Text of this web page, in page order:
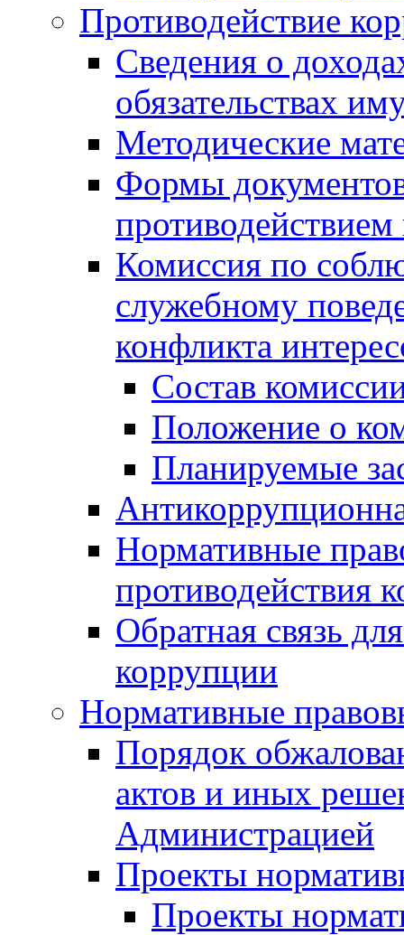
Противодействие
Сведения о
обязательствах
Методические
Формы
Комиссия по
служебному
конфликта
Состав
Положение о
Планируемые
Нормативные
противодействия
Обратная связь
коррупции
Нормативные
Порядок
актов и иных
Администрацией
Проекты
Проекты